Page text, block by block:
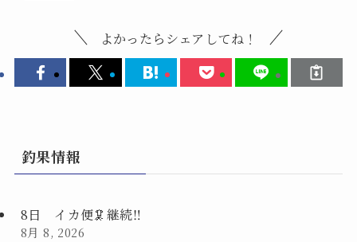
よかったらシェアしてね！
釣果情報
8日 イカ便🦑継続‼️
8月 8, 2026